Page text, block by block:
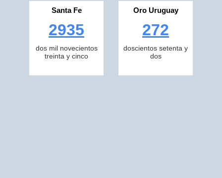
Santa Fe
2935
dos mil novecientos
treinta y cinco
Oro Uruguay
272
doscientos setenta y
dos